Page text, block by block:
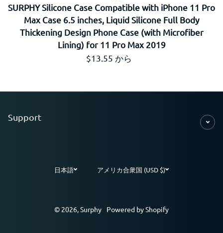
SURPHY Silicone Case Compatible with iPhone 11 Pro
Max Case 6.5 inches, Liquid Silicone Full Body
Thickening Design Phone Case (with Microfiber
Lining) for 11 Pro Max 2019
通常価格
$13.55 から
Support
日本語 アメリカ合衆国 (USD $)
© 2026,Surphy Powered by Shopify